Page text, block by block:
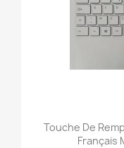
Touche De
Français